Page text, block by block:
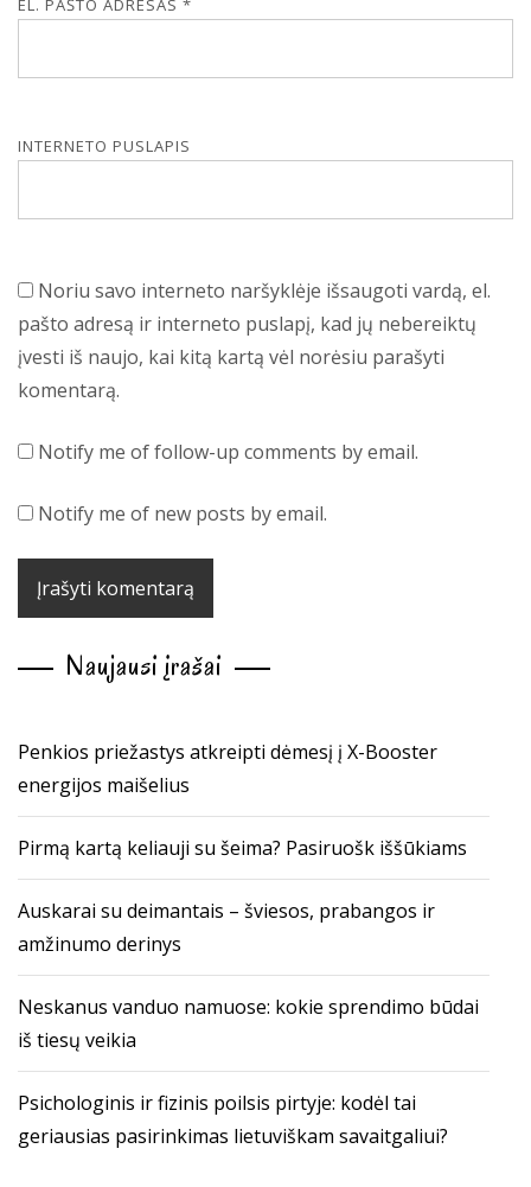
EL. PAŠTO ADRESAS *
INTERNETO PUSLAPIS
Noriu savo interneto naršyklėje išsaugoti vardą, el.
pašto adresą ir interneto puslapį, kad jų nebereiktų
įvesti iš naujo, kai kitą kartą vėl norėsiu parašyti
komentarą.
Notify me of follow-up comments by email.
Notify me of new posts by email.
Naujausi įrašai
Penkios priežastys atkreipti dėmesį į X-Booster
energijos maišelius
Pirmą kartą keliauji su šeima? Pasiruošk iššūkiams
Auskarai su deimantais – šviesos, prabangos ir
amžinumo derinys
Neskanus vanduo namuose: kokie sprendimo būdai
iš tiesų veikia
Psichologinis ir fizinis poilsis pirtyje: kodėl tai
geriausias pasirinkimas lietuviškam savaitgaliui?